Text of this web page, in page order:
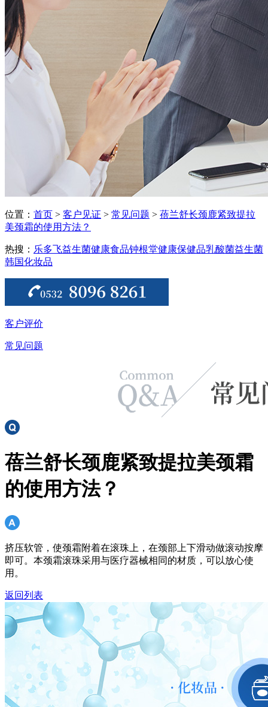
位置： 首页 > 客户见证 > 常见问题 > 蓓兰舒长颈鹿紧致提拉
美颈霜的使用方法？
热搜： 乐多飞益生菌健康食品钟根堂健康保健品乳酸菌益生菌
韩国化妆品
客户评价
常见问题
蓓兰舒长颈鹿紧致提拉美颈霜
的使用方法？
挤压软管，使颈霜附着在滚珠上，在颈部上下滑动做滚动按摩
即可。本颈霜滚珠采用与医疗器械相同的材质，可以放心使
用。
返回列表